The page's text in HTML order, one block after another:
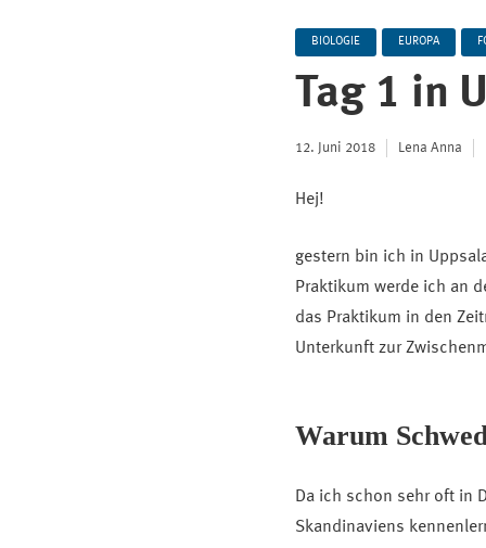
BIOLOGIE EUROPA
Tag 1 in
12. Juni 2018 Lena Anna
Hej!
gestern bin ich in
Praktikum werde ich an
das Praktikum in den
Unterkunft zur
Warum
Da ich schon sehr oft in
Skandinaviens